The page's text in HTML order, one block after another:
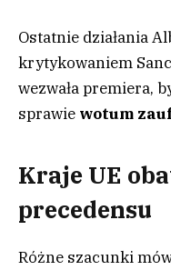
Ostatnie działania
krytykowaniem
wezwała premiera,
sprawie wotum
Kraje UE
precedensu
Różne szacunki